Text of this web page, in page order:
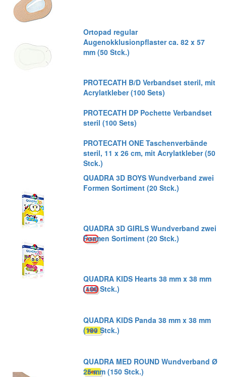
Ortopad regular
Augenokklusionpflaster ca. 82 x 57
mm (50 Stck.)
PROTECATH B/D Verbandset steril, mit
Acrylatkleber (100 Sets)
PROTECATH DP Pochette Verbandset
steril (100 Sets)
PROTECATH ONE Taschenverbände
steril, 11 x 26 cm, mit Acrylatkleber (50
Stck.)
QUADRA 3D BOYS Wundverband zwei
Formen Sortiment (20 Stck.)
QUADRA 3D GIRLS Wundverband zwei
Formen Sortiment (20 Stck.)
QUADRA KIDS Hearts 38 mm x 38 mm
(100 Stck.)
QUADRA KIDS Panda 38 mm x 38 mm
(100 Stck.)
QUADRA MED ROUND Wundverband Ø
25 mm (150 Stck.)